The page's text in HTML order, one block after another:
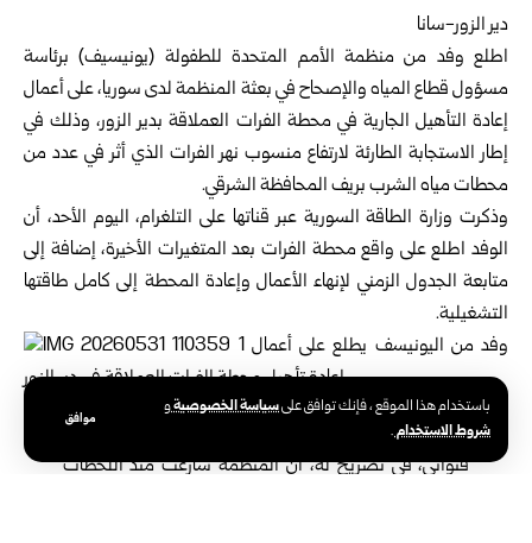
باستخدام هذا الموقع ، فإنك توافق علىسياسة الخصوصيةو
شروط الاستخدام.
موافق
دير الزور-سانا
اطلع وفد من منظمة الأمم المتحدة للطفولة (يونيسيف) برئاسة
مسؤول قطاع المياه والإصحاح في بعثة المنظمة لدى سوريا، على أعمال
إعادة التأهيل الجارية في محطة الفرات العملاقة بدير الزور، وذلك في
إطار الاستجابة الطارئة لارتفاع منسوب نهر الفرات الذي أثر في عدد من
محطات مياه الشرب بريف المحافظة الشرقي.
وذكرتوزارة الطاقة السورية عبر قناتها على التلغرام، اليوم الأحد، أن
الوفد اطلع على واقع محطة الفرات بعد المتغيرات الأخيرة، إضافة إلى
متابعة الجدول الزمني لإنهاء الأعمال وإعادة المحطة إلى كامل طاقتها
التشغيلية.
وأكد مدير مكتب منظمة اليونيسيف في
قنواتي، في تصريح له، أن المنظمة سارعت منذ اللحظات